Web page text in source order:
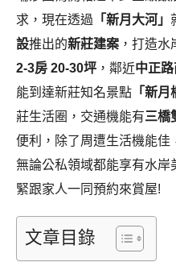
求，現在透過 「新月大河」
設推出的新莊建案 ，打造
2-3房 20-30坪 ，鄰近中正路
能到達新莊知名景點 「新月
莊生活圈，交通機能有三橋
便利，除了周遭生活機能佳
無論公私領域都能享有水
緊跟家人一同預約來賞屋!
文章目錄